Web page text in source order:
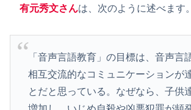
有元秀文さんは、次のように述べます
「音声言語教育」の目標は、音声言
相互交流的なコミュニケーションが
とだと思っている。なぜなら、子供